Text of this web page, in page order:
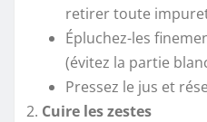
retirer toute
Épluchez-les
(évitez la partie
Pressez le jus et
Cuire les zestes